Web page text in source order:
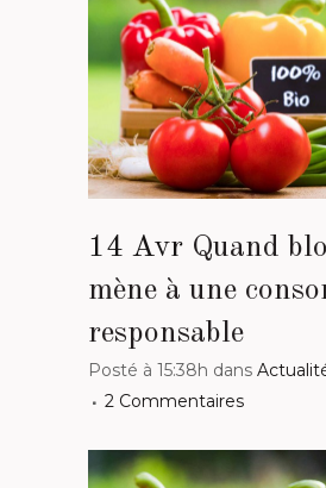
14 Avr Quand
mène à une
responsable
Posté à 15:38h dans
2 Commentaires